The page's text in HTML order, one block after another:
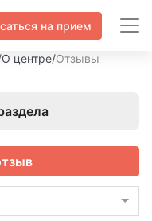
на прием
О центре/Отзывы